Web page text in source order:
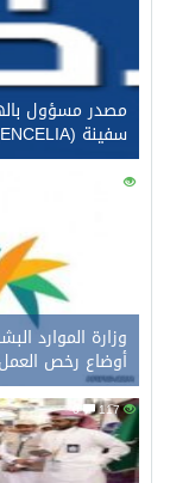
مصدر مسؤول
سفينة (ENCELIA) وتم اتخاذ الإجراءات اللازمة لتأمينها
140
وزارة الموارد
أوضاع رخص
117
0